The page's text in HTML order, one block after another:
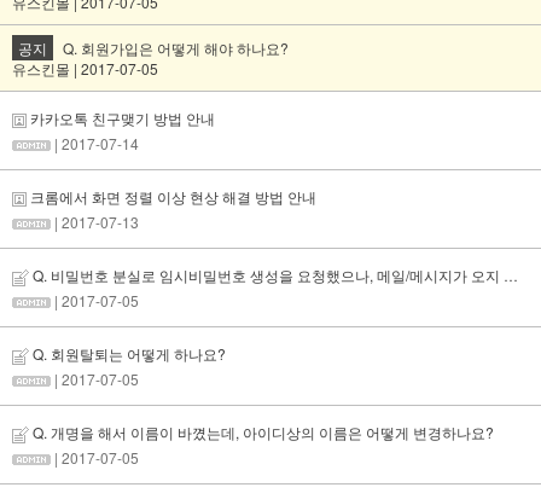
공지
Q. 회원가입은 어떻게 해야 하나요?
유스킨몰 | 2017-07-05
카카오톡 친구맺기 방법 안내
| 2017-07-14
크롬에서 화면 정렬 이상 현상 해결 방법 안내
| 2017-07-13
Q. 비밀번호 분실로 임시비밀번호 생성을 요청했으나, 메일/메시지가 오지 않아요.
| 2017-07-05
Q. 회원탈퇴는 어떻게 하나요?
| 2017-07-05
Q. 개명을 해서 이름이 바꼈는데, 아이디상의 이름은 어떻게 변경하나요?
| 2017-07-05